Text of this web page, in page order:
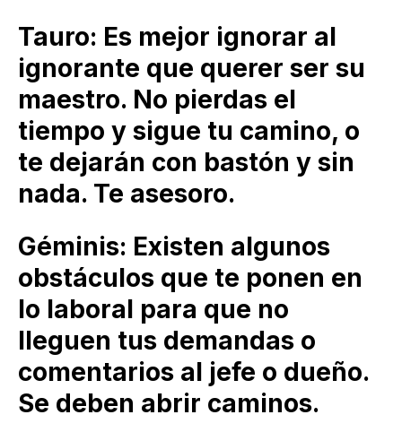
Tauro: Es mejor ignorar al
ignorante que querer ser su
maestro. No pierdas el
tiempo y sigue tu camino, o
te dejarán con bastón y sin
nada. Te asesoro.
Géminis: Existen algunos
obstáculos que te ponen en
lo laboral para que no
lleguen tus demandas o
comentarios al jefe o dueño.
Se deben abrir caminos.